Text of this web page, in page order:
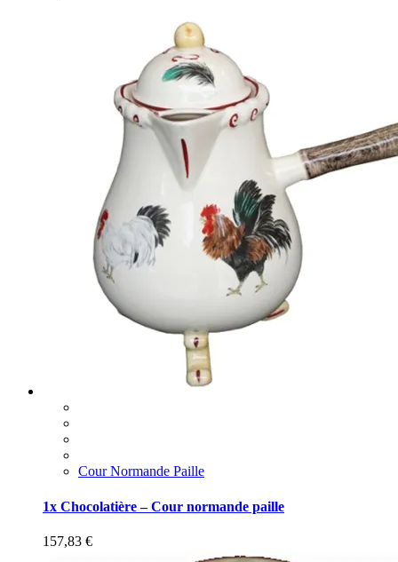
Cour Normande Paille
1x Chocolatière – Cour normande paille
157,83 €